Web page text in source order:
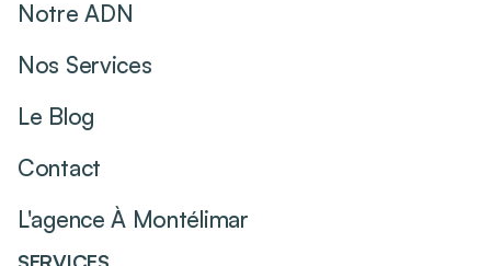
Notre ADN
Nos Services
Le Blog
Contact
L'agence À Montélimar